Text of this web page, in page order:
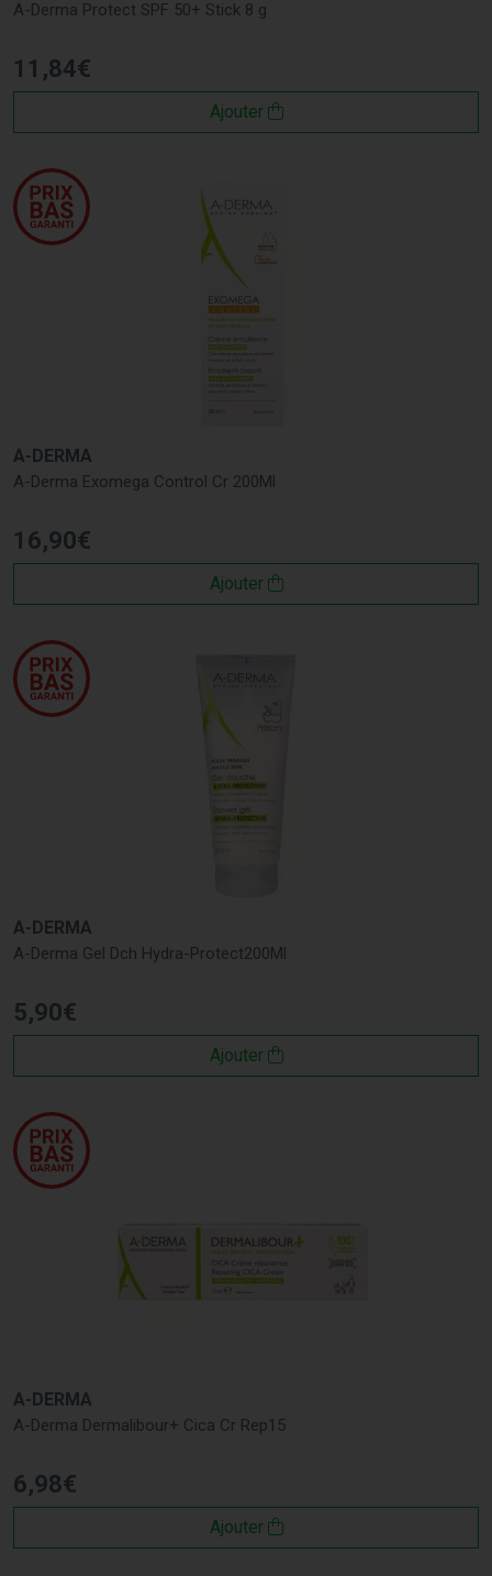
A-Derma Protect SPF 50+ Stick 8 g
11 ,84€
Ajouter
A-DERMA
A-Derma Exomega Control Cr 200Ml
16,90€
Ajouter
A-DERMA
A-Derma Gel Dch Hydra-Protect200Ml
5,90€
Ajouter
A-DERMA
A-Derma Dermalibour+ Cica Cr Rep15
6,98€
Ajouter